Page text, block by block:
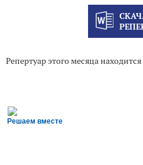
Репертуар этого месяца
Решаем вместе